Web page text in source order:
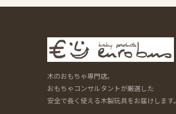
木のおもちゃ専門店。
おもちゃコンサルタントが厳選した
安全で長く使える木製玩具をお届けします。